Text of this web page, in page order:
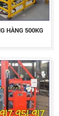
HÀNG 500KG